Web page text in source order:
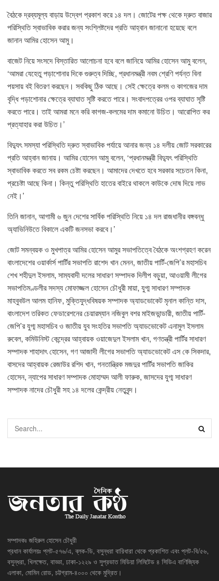
বৈঠকে দ্রব্যমূল্য বাড়ায় উদ্বেগ প্রকাশ করে ১৪ দল। জোটের পক্ষ থেকে দ্রুত বাজার
পরিস্থিতি স্বাভাবিক করার জন্য সংশ্লিষ্টদের প্রতি আহ্বান জানানো হয়েছে বলে
জানান আমির হোসেন আমু।
বাজেট নিয়ে সংসদে বিস্তারিত আলোচনা হবে বলে জানিয়ে আমির হোসেন আমু বলেন,
‘আমরা যেহেতু পড়াশোনার দিকে গুরুত্ব দিচ্ছি, প্রধানমন্ত্রী নবম শ্রেণি পর্যন্ত বিনা
পয়সায় বই বিতরণ করছেন। সবকিছু ঠিক আছে। সেই ক্ষেত্রে কলম ও কাগজের দাম
বৃদ্ধি পড়াশোনার ক্ষেত্রে ব্যাঘাত সৃষ্টি করতে পারে। সংবাদপত্রের ওপর ব্যাঘাত সৃষ্টি
করতে পারে। তাই আমরা মনে করি কাগজ-কলমের দাম কমানো উচিত। আরোপিত কর
প্রত্যাহার করা উচিত।’
বিদ্যুৎ সমস্যা পরিস্থিতি দ্রুত স্বাভাবিক পর্যায়ে আনার জন্য ১৪ দলীয় জোট সরকারের
প্রতি আহ্বান জানায়। আমির হোসেন আমু বলেন, ‘প্রধানমন্ত্রী বিদ্যুৎ পরিস্থিতি
স্বাভাবিক করতে সব রকম চেষ্টা করছেন। আমাদের দেখতে হবে সরকার সচেতন কিনা,
প্রচেষ্টা আছে কিনা। কিন্তু পরিস্থিতি হাতের বাইরে থাকলে কাউকে দোষ দিয়ে লাভ
নেই।’
তিনি জানান, আগামী ৬ জুন দেশের সার্বিক পরিস্থিতি নিয়ে ১৪ দল রাজধানীর বঙ্গবন্ধু
অ্যাভিনিউতে বিকালে একটি জনসভা করবে।’
জোট সমন্বয়ক ও মুখপাত্র আমির হোসেন আমুর সভাপতিত্বে বৈঠকে অংশগ্রহণ করেন
বাংলাদেশের ওয়ার্কার্স পার্টির সভাপতি রাশেদ খান মেনন, জাতীয় পার্টি-জেপি’র মহাসচিব
শেখ শহীদুল ইসলাম, সাম্যবাদী দলের সাধারণ সম্পাদক দিলীপ বড়ুয়া, আওয়ামী লীগের
সভাপতিমণ্ডলীর সদস্য মোফাজ্জল হোসেন চৌধুরী মায়া, যুগ্ম সাধারণ সম্পাদক
মাহবুবউল আলম হানিফ, মুক্তিযুদ্ধবিষয়ক সম্পাদক অ্যাডভোকেট মৃনাল কান্তি দাস,
বাংলাদেশ তরিকত ফেডারেশনের চেয়ারম্যান নজিবুল বশর মাইজভান্ডারী, জাতীয় পার্টি-
জেপি’র যুগ্ম মহাসচিব ও জাতীয় যুব সংহতির সভাপতি অ্যাডভোকেট এনামুল ইসলাম
রুবেল, কমিউনিস্ট কেন্দ্রের আহ্বায়ক ওয়াজেদুল ইসলাম খান, গণতন্ত্রী পার্টির সাধারণ
সম্পাদক শাহাদাৎ হোসেন, গণ আজাদী লীগের সভাপতি অ্যাডভোকেট এস কে সিকদার,
বাসদের আহ্বায়ক রেজাউর রশিদ খান, গনতান্ত্রিক মজদুর পার্টির সভাপতি জাকির
হোসেন, ন্যাপের সাধারণ সম্পাদক মোহাম্মদ আলী ফারুক, জাসদের যুগ্ম সাধারণ
সম্পাদক নাদের চৌধুরী সহ ১৪ দলের কেন্দ্রীয় নেতৃবৃন্দ।
সম্পাদকঃ জহিরুল হোসেন চৌধুরী
প্রধান কার্যালয়ঃ প্লট-৫৭৬/এ, ব্লক-ডি, বসুন্ধরা বারিধারা থেকে প্রকাশিত এবং প্লট-বি/৫৬,
বসুন্ধরা, খিলক্ষেত, বাড্ডা, ঢাকা-১২২৯ ও সুপ্রভাত মিডিয়া লিমিটেড ৪ সিডিএ বাণিজ্যিক
এলাকা, মোমিন রোড, চট্টগ্রাম-৪০০০ থেকে মুদ্রিত।